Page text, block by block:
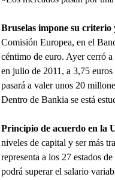
Bruselas impone su
Comisión Europea, en el
céntimo de euro. Ayer cerró
en julio de 2011, a 3,75
pasará a valer unos 20
Dentro de Bankia se está
Principio de acuerdo en la
niveles de capital y ser más
representa a los 27 estados
podrá superar el salario